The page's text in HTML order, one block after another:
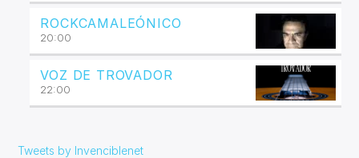
ROCKCAMALEÓNICO
20:00
VOZ DE TROVADOR
22:00
Tweets by Invenciblenet